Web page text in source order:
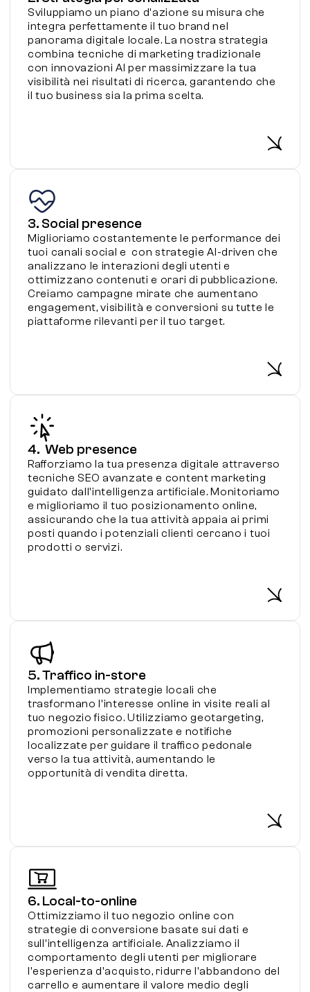
Sviluppiamo un piano d'azione su misura che
integra perfettamente il tuo brand nel
panorama digitale locale. La nostra strategia
combina tecniche di marketing tradizionale
con innovazioni AI per massimizzare la tua
visibilità nei risultati di ricerca, garantendo che
il tuo business sia la prima scelta.
3. Social presence
Miglioriamo costantemente le performance dei
tuoi canali social e con strategie AI-driven che
analizzano le interazioni degli utenti e
ottimizzano contenuti e orari di pubblicazione.
Creiamo campagne mirate che aumentano
engagement, visibilità e conversioni su tutte le
piattaforme rilevanti per il tuo target.
4. Web presence
Rafforziamo la tua presenza digitale attraverso
tecniche SEO avanzate e content marketing
guidato dall'intelligenza artificiale. Monitoriamo
e miglioriamo il tuo posizionamento online,
assicurando che la tua attività appaia ai primi
posti quando i potenziali clienti cercano i tuoi
prodotti o servizi.
5. Traffico in-store
Implementiamo strategie locali che
trasformano l'interesse online in visite reali al
tuo negozio fisico. Utilizziamo geotargeting,
promozioni personalizzate e notifiche
localizzate per guidare il traffico pedonale
verso la tua attività, aumentando le
opportunità di vendita diretta.
6. Local-to-online
Ottimizziamo il tuo negozio online con
strategie di conversione basate sui dati e
sull'intelligenza artificiale. Analizziamo il
comportamento degli utenti per migliorare
l'esperienza d'acquisto, ridurre l'abbandono del
carrello e aumentare il valore medio degli